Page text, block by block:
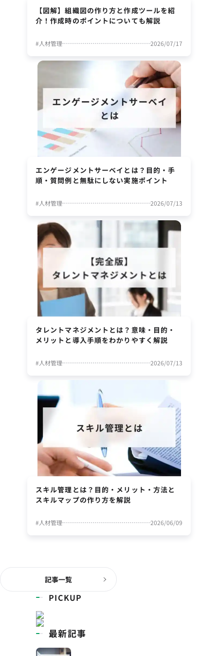
【図解】組織図の作り方と作成ツールを紹
介！作成時のポイントについても解説
#人材管理 2026/07/17
エンゲージメントサーベイとは？目的・手
順・質問例と無駄にしない実施ポイント
#人材管理 2026/07/13
タレントマネジメントとは？意味・目的・
メリットと導入手順をわかりやすく解説
#人材管理 2026/07/13
スキル管理とは？目的・メリット・方法と
スキルマップの作り方を解説
#人材管理 2026/06/09
記事一覧
PICKUP
最新記事